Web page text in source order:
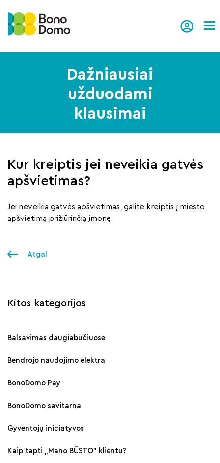
Dažniausiai
užduodami
klausimai
Kur kreiptis jei neveikia gatvės
apšvietimas?
Jei neveikia gatvės apšvietimas, galite kreiptis į miesto
apšvietimą prižiūrinčią įmonę
Atgal
Kitos kategorijos
Balsavimas daugiabučiuose
Bendrojo naudojimo elektra
BonoDomo Pay
BonoDomo savitarna
Gyventojų iniciatyvos
Kaip tapti „Mano BŪSTO" klientu?